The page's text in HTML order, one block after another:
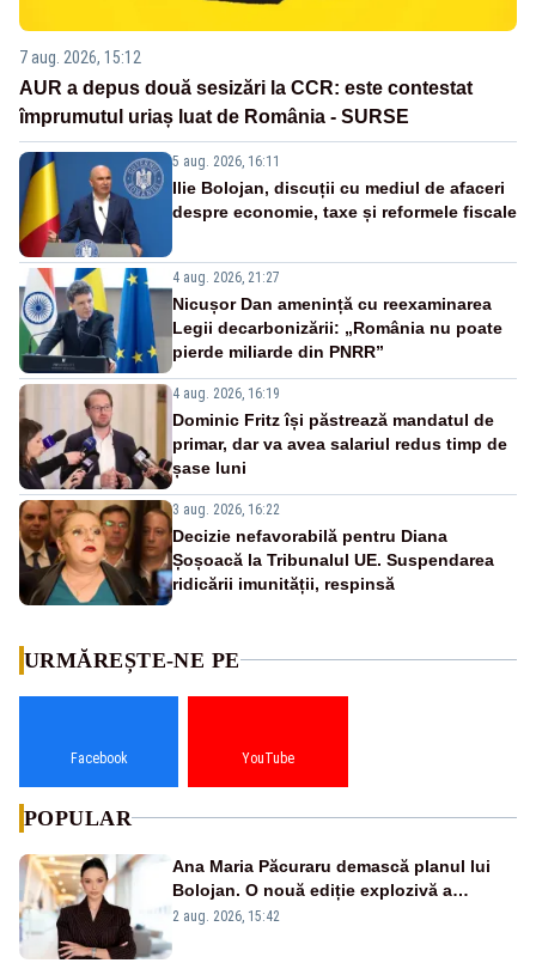
7 aug. 2026, 15:12
AUR a depus două sesizări la CCR: este contestat
împrumutul uriaș luat de România - SURSE
5 aug. 2026, 16:11
Ilie Bolojan, discuții cu mediul de afaceri
despre economie, taxe și reformele fiscale
4 aug. 2026, 21:27
Nicușor Dan amenință cu reexaminarea
Legii decarbonizării: „România nu poate
pierde miliarde din PNRR”
4 aug. 2026, 16:19
Dominic Fritz își păstrează mandatul de
primar, dar va avea salariul redus timp de
șase luni
3 aug. 2026, 16:22
Decizie nefavorabilă pentru Diana
Șoșoacă la Tribunalul UE. Suspendarea
ridicării imunității, respinsă
URMĂREȘTE-NE PE
Facebook YouTube
POPULAR
Ana Maria Păcuraru demască planul lui
Bolojan. O nouă ediție explozivă a
emisiunii „Miza Zilei” la Realitatea PLUS
2 aug. 2026, 15:42